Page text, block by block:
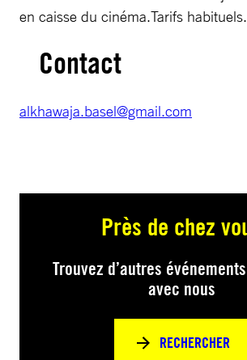
en caisse du cinéma.Tarifs habituels.
Contact
alkhawaja.basel@gmail.com
Près de chez
Trouvez d’autres
avec nous
RECHERCHER